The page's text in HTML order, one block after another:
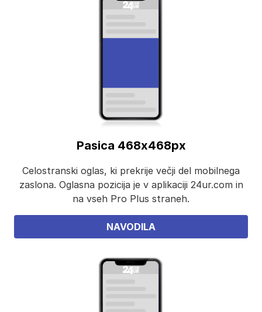
Pasica 468x468px
Celostranski oglas, ki prekrije večji del mobilnega
zaslona. Oglasna pozicija je v aplikaciji 24ur.com in
na vseh Pro Plus straneh.
NAVODILA